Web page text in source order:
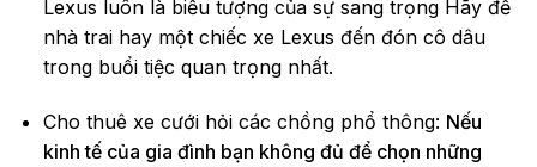
Lexus luôn là biểu tượng của sự sang trọng Hãy để
nhà trai hay một chiếc xe Lexus đến đón cô dâu
trong buổi tiệc quan trọng nhất.
Cho thuê xe cưới hỏi các chồng phổ thông: Nếu
kinh tế của gia đình bạn không đủ để chọn những